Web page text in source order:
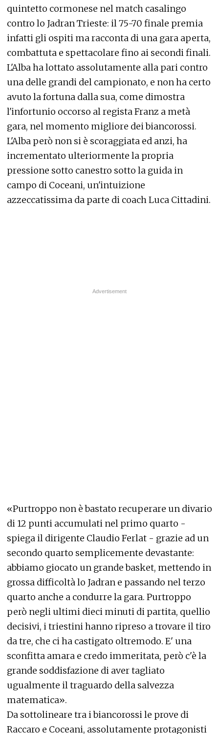
quintetto cormonese nel match casalingo
contro lo Jadran Trieste: il 75-70 finale premia
infatti gli ospiti ma racconta di una gara aperta,
combattuta e spettacolare fino ai secondi finali.
L'Alba ha lottato assolutamente alla pari contro
una delle grandi del campionato, e non ha certo
avuto la fortuna dalla sua, come dimostra
l'infortunio occorso al regista Franz a metà
gara, nel momento migliore dei biancorossi.
L'Alba però non si è scoraggiata ed anzi, ha
incrementato ulteriormente la propria
pressione sotto canestro sotto la guida in
campo di Coceani, un'intuizione
azzeccatissima da parte di coach Luca Cittadini.
«Purtroppo non è bastato recuperare un divario
di 12 punti accumulati nel primo quarto -
spiega il dirigente Claudio Ferlat - grazie ad un
secondo quarto semplicemente devastante:
abbiamo giocato un grande basket, mettendo in
grossa difficoltà lo Jadran e passando nel terzo
quarto anche a condurre la gara. Purtroppo
però negli ultimi dieci minuti di partita, quellio
decisivi, i triestini hanno ripreso a trovare il tiro
da tre, che ci ha castigato oltremodo. E' una
sconfitta amara e credo immeritata, però c'è la
grande soddisfazione di aver tagliato
ugualmente il traguardo della salvezza
matematica».
Da sottolineare tra i biancorossi le prove di
Raccaro e Coceani, assolutamente protagonisti